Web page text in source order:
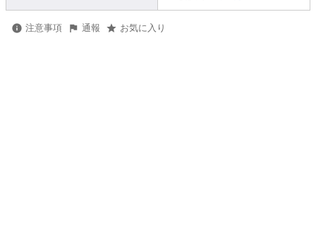
注意事項 通報 お気に入り